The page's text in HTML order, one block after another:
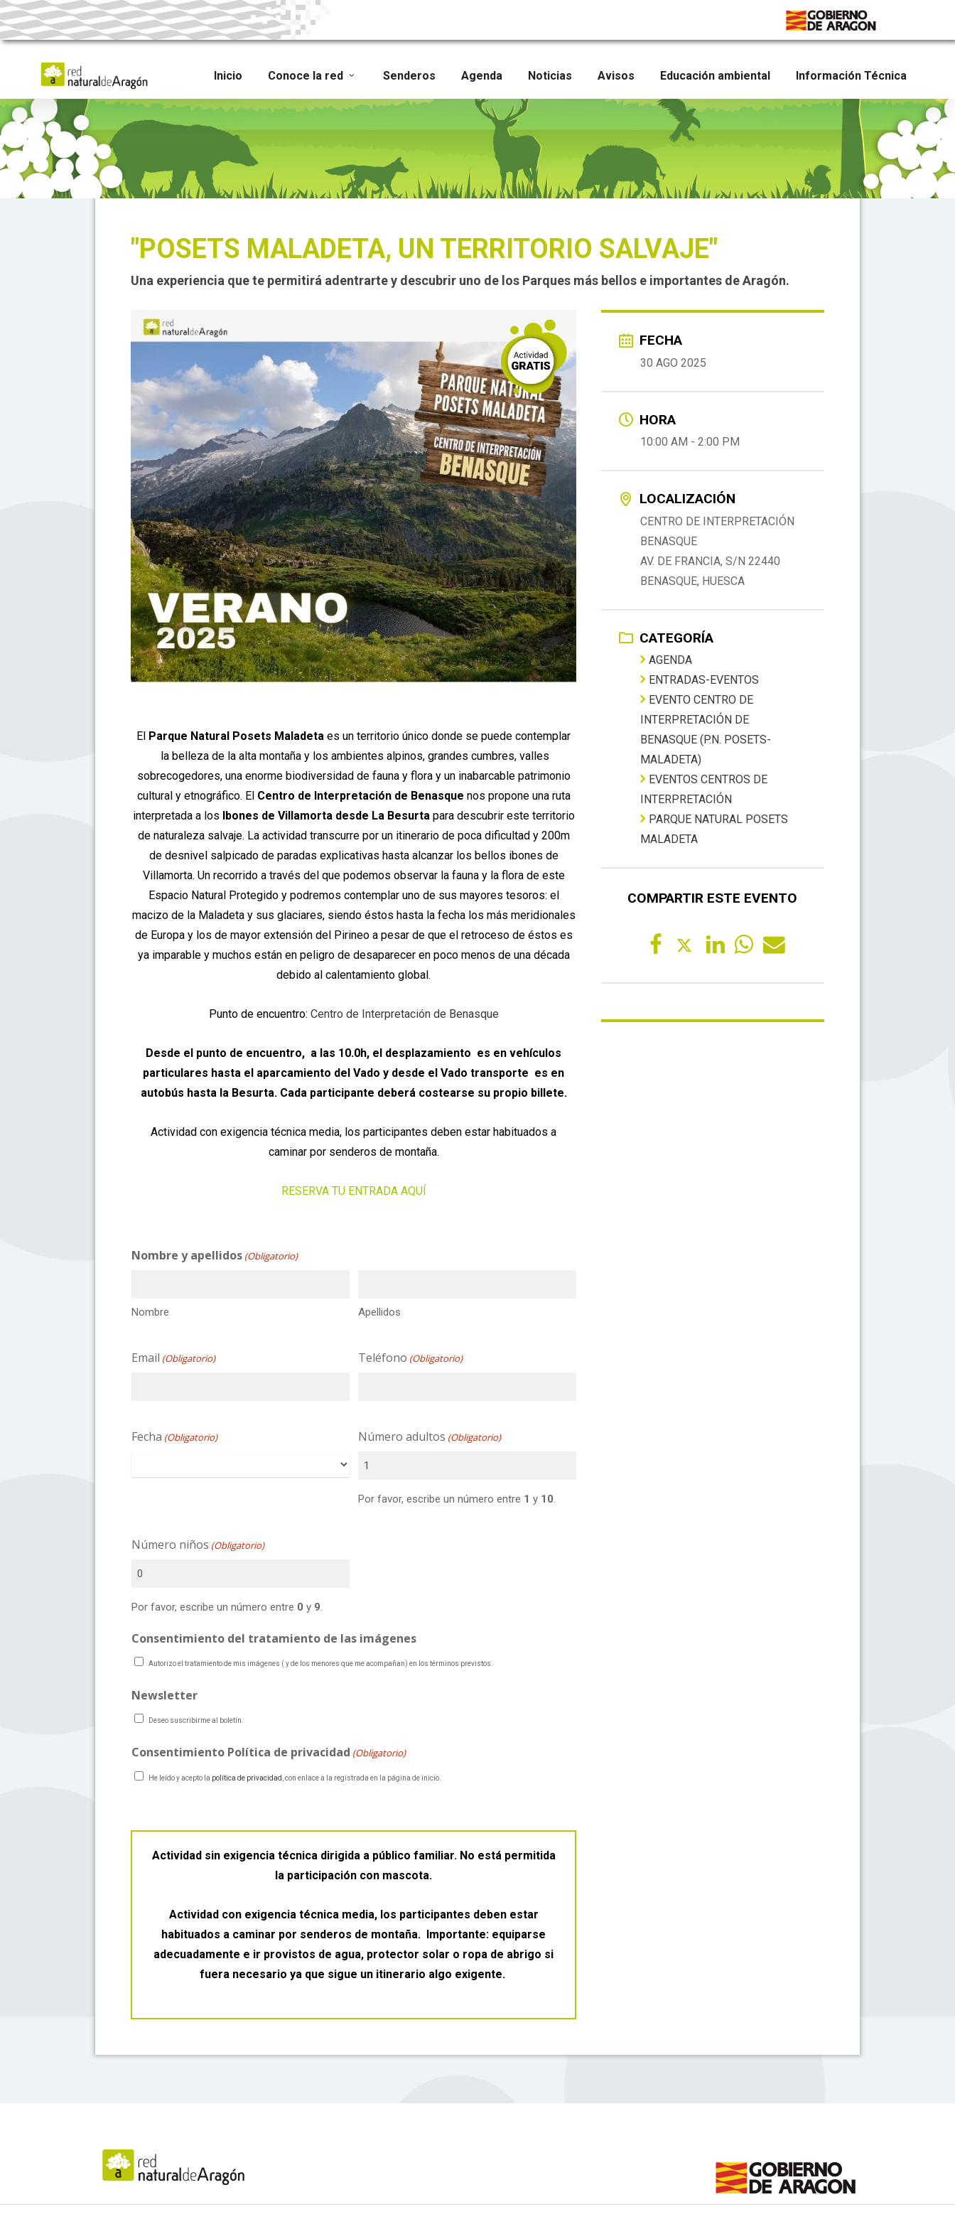
Skip
to
main
Inicio Conoce la red Senderos Agenda Noticias Avisos Educación ambiental Información Técnica
"POSETS MALADETA, UN TERRITORIO SALVAJE"
Una experiencia que te permitirá adentrarte y descubrir uno de los Parques más bellos e importantes de Aragón.
El Parque Natural Posets Maladetaes un territorio único donde se puede contemplar
la belleza de la alta montaña y los ambientes alpinos, grandes cumbres, valles
sobrecogedores, una enorme biodiversidad de fauna y flora y un inabarcable patrimonio
cultural y etnográfico. El Centro de Interpretación de Benasque nos propone una ruta
interpretada a los
Ibones de Villamorta desde La Besurtapara descubrir este territorio
de naturaleza salvaje. La actividad transcurre por un itinerario de poca dificultad y 200m
de desnivel salpicado de paradas explicativas hasta alcanzar los bellos ibones de
Villamorta. Un recorrido a través del que podemos observar la fauna y la flora de este
Espacio Natural Protegido y podremos contemplar uno de sus mayores tesoros: el
macizo de la Maladeta y sus glaciares, siendo éstos hasta la fecha los más meridionales
de Europa y los de mayor extensión del Pirineo a pesar de que el retroceso de éstos es
ya imparable y muchos están en peligro de desaparecer en poco menos de una década
debido al calentamiento global.
Punto de encuentro: Centro de Interpretación de Benasque
Desde el punto de encuentro, a las 10.0h, el desplazamiento es en vehículos
particulares hasta el aparcamiento del Vado y desde el Vado transporte es en
autobús hasta la Besurta.Cada participante deberá costearse su propio billete.
Actividad con exigencia técnica media, los participantes deben estar habituados a
caminar por senderos de montaña.
RESERVA TU ENTRADA AQUÍ
Nombre y apellidos (Obligatorio)
Nombre Apellidos
Email (Obligatorio) Teléfono (Obligatorio)
Fecha (Obligatorio) Número adultos (Obligatorio)
Por favor, escribe un número entre 1 y 10.
Número niños (Obligatorio)
Por favor, escribe un número entre 0 y 9.
Consentimiento del tratamiento de las imágenes
Autorizo el tratamiento de mis imágenes ( y de los menores que me acompañan) en los términos previstos.
Newsletter
Deseo suscribirme al boletín.
Consentimiento Política de privacidad (Obligatorio)
He leído y acepto la política de privacidad , con enlace a la registrada en la página de inicio.
Actividad sin exigencia técnica dirigida a público familiar. No está permitida
la participación con mascota.
Actividad con exigencia técnica media, los participantes deben estar
habituados a caminar por senderos de montaña. Importante: equiparse
adecuadamente e ir provistos de agua, protector solar o ropa de abrigo si
fuera necesario ya que sigue un itinerario algo exigente.
FECHA
30 AGO 2025
HORA
10:00 AM - 2:00 PM
LOCALIZACIÓN
CENTRO DE INTERPRETACIÓN
BENASQUE
AV. DE FRANCIA, S/N 22440
BENASQUE, HUESCA
CATEGORÍA
AGENDA
ENTRADAS-EVENTOS
EVENTO CENTRO DE
INTERPRETACIÓN DE
BENASQUE (P.N. POSETS-
MALADETA)
EVENTOS CENTROS DE
INTERPRETACIÓN
PARQUE NATURAL POSETS
MALADETA
COMPARTIR ESTE EVENTO